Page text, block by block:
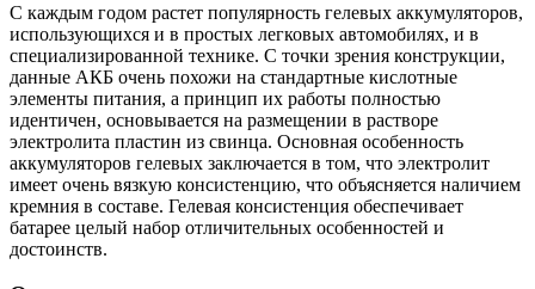
С каждым годом растет популярность гелевых аккумуляторов,
использующихся и в простых легковых автомобилях, и в
специализированной технике. С точки зрения конструкции,
данные АКБ очень похожи на стандартные кислотные
элементы питания, а принцип их работы полностью
идентичен, основывается на размещении в растворе
электролита пластин из свинца. Основная особенность
аккумуляторов гелевых заключается в том, что электролит
имеет очень вязкую консистенцию, что объясняется наличием
кремния в составе. Гелевая консистенция обеспечивает
батарее целый набор отличительных особенностей и
достоинств.